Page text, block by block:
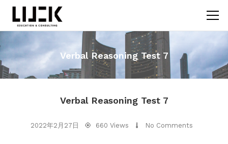
Verbal Reasoning Test 7
Verbal Reasoning Test 7
2022年2月27日 660 Views No Comments